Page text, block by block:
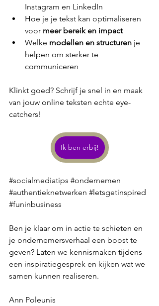
Instagram en LinkedIn
Hoe je je tekst kan optimaliseren
voor meer bereik en impact
Welke modellen en structuren je
helpen om sterker te
communiceren
Klinkt goed? Schrijf je snel in en maak
van jouw online teksten echte eye-
catchers!
Ik ben erbij!
#socialmediatips #ondernemen
#authentieknetwerken #letsgetinspired
#funinbusiness
Ben je klaar om in actie te schieten en
je ondernemersverhaal een boost te
geven? Laten we kennismaken tijdens
een inspiratiegesprek en kijken wat we
samen kunnen realiseren.
Ann Poleunis